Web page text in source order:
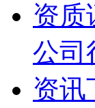
资质
公司
资讯